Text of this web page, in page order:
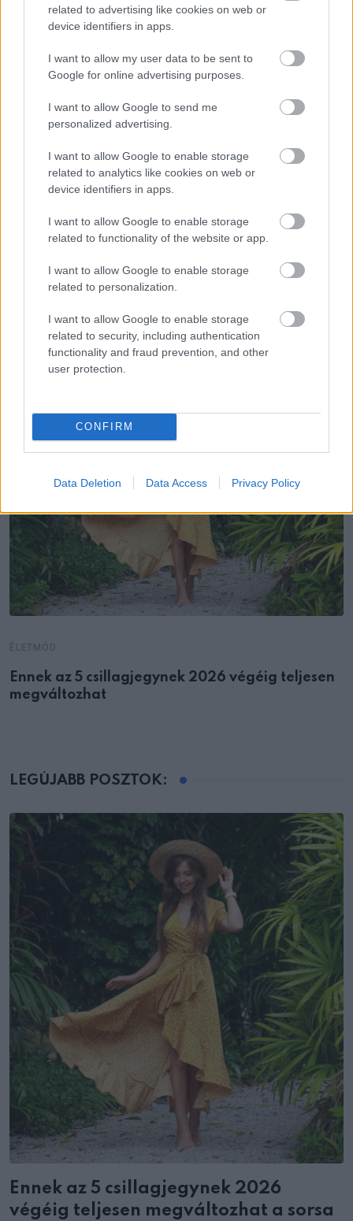
related to advertising like cookies on web or
device identifiers in apps.
I want to allow my user data to be sent to
Google for online advertising purposes.
I want to allow Google to send me
personalized advertising.
I want to allow Google to enable storage
related to analytics like cookies on web or
device identifiers in apps.
I want to allow Google to enable storage
related to functionality of the website or app.
I want to allow Google to enable storage
related to personalization.
I want to allow Google to enable storage
related to security, including authentication
functionality and fraud prevention, and other
user protection.
CONFIRM
Data Deletion Data Access Privacy Policy
Találtam egy síró, magára hagyott
csecsemőt egy padon, amikor pedig
kiderült, ki ő, minden a feje tetejére állt
KÖVETKEZŐ POSZT
A bolhapiacon vettem babacipőt az utolsó 5
recsegést hallottam belülről
Ennek az 5 csillagjegynek 2026 végéig teljesen
megváltozhat
LEGÚJABB POSZTOK:
Ennek az 5 csillagjegynek 2026
végéig teljesen megváltozhat a sorsa